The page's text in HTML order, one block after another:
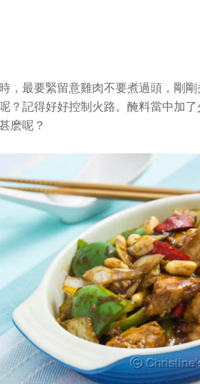
，最要緊留意雞肉不要煮過頭，剛
？記得好好控制火路。醃料當中加
麽呢？